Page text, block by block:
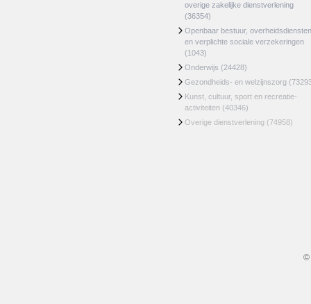
overige zakelijke dienstverlening
(36354)
Openbaar bestuur, overheidsdiensten
en verplichte sociale verzekeringen
(1043)
Onderwijs (24428)
Gezondheids- en welzijnszorg
Kunst, cultuur, sport en recreatie-
activiteiten (40346)
Overige dienstverlening (74958)
©